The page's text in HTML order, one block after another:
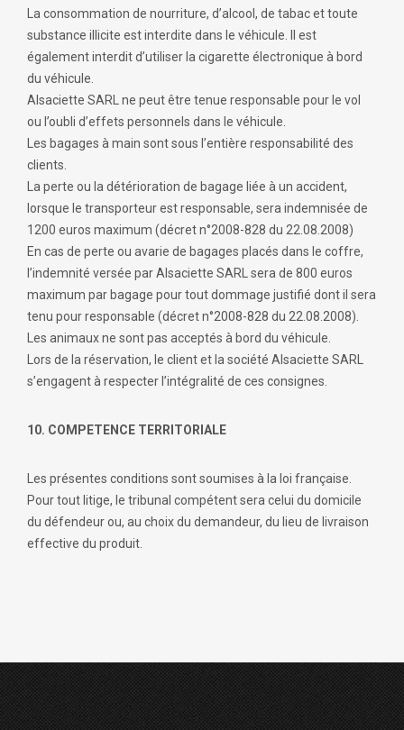
La consommation de nourriture, d’alcool, de tabac et toute
substance illicite est interdite dans le véhicule. Il est
également interdit d’utiliser la cigarette électronique à bord
du véhicule.
Alsaciette SARL ne peut être tenue responsable pour le vol
ou l’oubli d’effets personnels dans le véhicule.
Les bagages à main sont sous l’entière responsabilité des
clients.
La perte ou la détérioration de bagage liée à un accident,
lorsque le transporteur est responsable, sera indemnisée de
1200 euros maximum (décret n°2008-828 du 22.08.2008)
En cas de perte ou avarie de bagages placés dans le coffre,
l’indemnité versée par Alsaciette SARL sera de 800 euros
maximum par bagage pour tout dommage justifié dont il sera
tenu pour responsable (décret n°2008-828 du 22.08.2008).
Les animaux ne sont pas acceptés à bord du véhicule.
Lors de la réservation, le client et la société Alsaciette SARL
s’engagent à respecter l’intégralité de ces consignes.
10. COMPETENCE TERRITORIALE
Les présentes conditions sont soumises à la loi française.
Pour tout litige, le tribunal compétent sera celui du domicile
du défendeur ou, au choix du demandeur, du lieu de livraison
effective du produit.